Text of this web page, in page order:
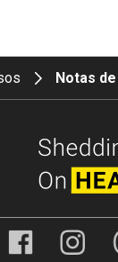
Notas